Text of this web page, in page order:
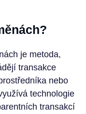
je metoda,
transakce
nebo
technologie
transakcí